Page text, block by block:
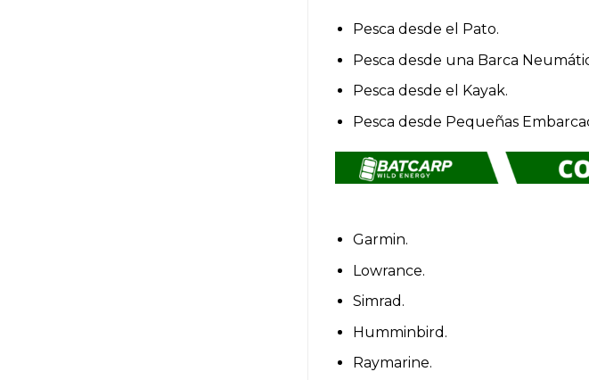
Pesca desde el Pato.
Pesca desde una Barca
Pesca desde el Kayak.
Pesca desde Pequeñas
Garmin.
Lowrance.
Simrad.
Humminbird.
Raymarine.